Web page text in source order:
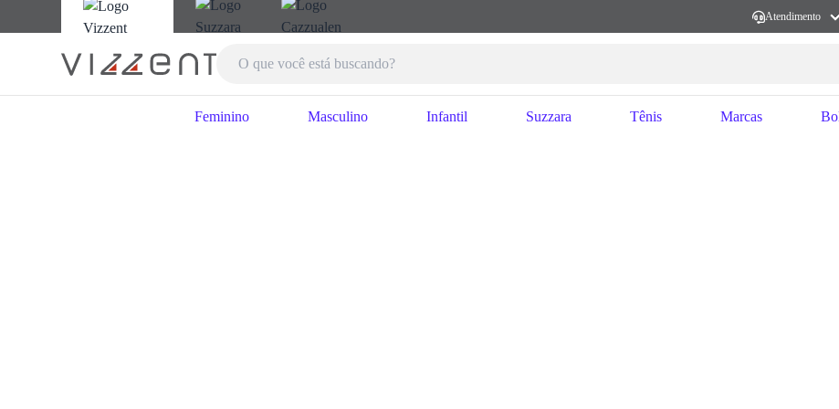
Atendimento
Feminino Masculino Infantil Suzzara Tênis Marcas